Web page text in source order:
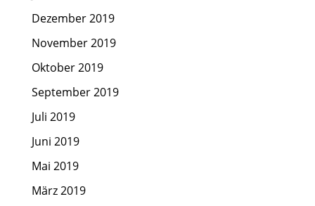
Dezember 2019
November 2019
Oktober 2019
September 2019
Juli 2019
Juni 2019
Mai 2019
März 2019